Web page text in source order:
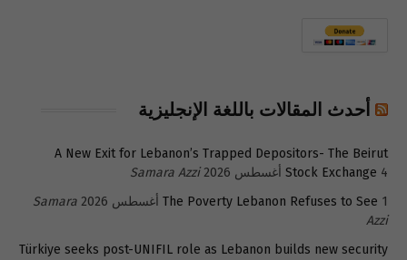
أحدث المقالات باللغة الإنجليزية
A New Exit for Lebanon’s Trapped Depositors- The Beirut
Stock Exchange 4 أغسطس 2026
Samara Azzi
The Poverty Lebanon Refuses to See 1 أغسطس 2026
Samara
Azzi
Türkiye seeks post-UNIFIL role as Lebanon builds new security